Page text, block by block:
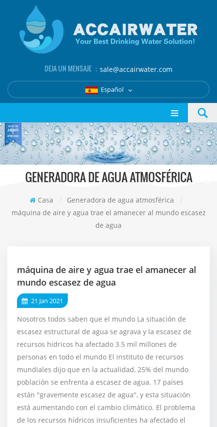
DEJA UN MENSAJE ： sale@accairwater.com
Español
GENERADORA DE AGUA ATMOSFÉRICA
Casa / Generadora de agua atmosférica
/
máquina de aire y agua trae el amanecer al mundo escasez
de agua
máquina de aire y agua trae el amanecer al
mundo escasez de agua
21 Jan 2021
Nosotros todos saben que el mundo La situación de
escasez estructural de agua se agrava y la escasez de
recursos hídricos ha afectado 3.5 mil millones de
personas en todo el mundo El instituto de recursos
mundiales dijo que en la actualidad, 25% del mundo
población se enfrenta a escasez de agua. 17 países
están "gravemente escasez de agua", y esta situación
está aumentando con el cambio climático. El problema
de los recursos hídricos insuficientes ha afectado el